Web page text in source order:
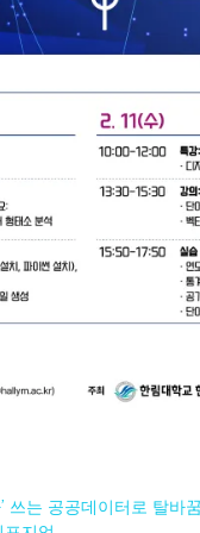
쓰는 공공데이터로 탈바